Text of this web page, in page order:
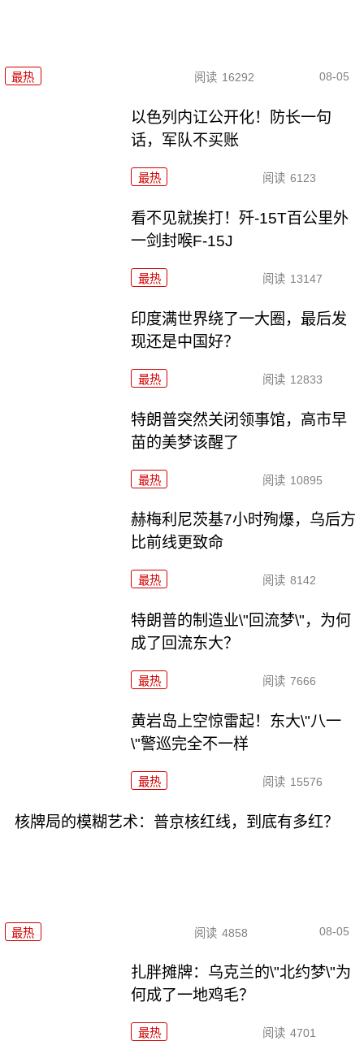
最热 阅读 16292 08-05
以色列内讧公开化！防长一句
话，军队不买账
最热 阅读 6123
看不见就挨打！歼-15T百公里外
一剑封喉F-15J
最热 阅读 13147
印度满世界绕了一大圈，最后发
现还是中国好？
最热 阅读 12833
特朗普突然关闭领事馆，高市早
苗的美梦该醒了
最热 阅读 10895
赫梅利尼茨基7小时殉爆，乌后方
比前线更致命
最热 阅读 8142
特朗普的制造业\"回流梦\"，为何
成了回流东大？
最热 阅读 7666
黄岩岛上空惊雷起！东大\"八一
\"警巡完全不一样
最热 阅读 15576
核牌局的模糊艺术：普京核红线，到底有多红？
最热 阅读 4858 08-05
扎胖摊牌：乌克兰的\"北约梦\"为
何成了一地鸡毛？
最热 阅读 4701